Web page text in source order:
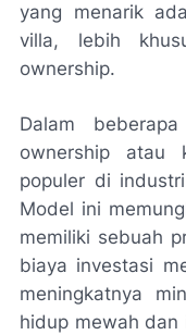
yang menarik
villa, lebih
ownership.
Dalam
ownership atau
populer di
Model ini
memiliki sebuah
biaya investasi
meningkatnya
hidup mewah